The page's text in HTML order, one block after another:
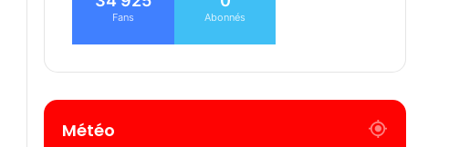
Fans Abonnés
Météo